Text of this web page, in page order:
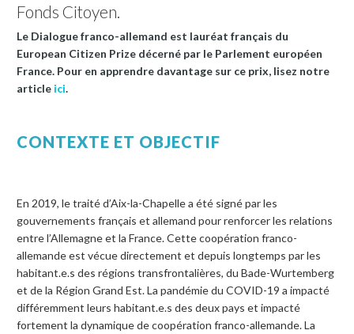
Fonds Citoyen.
Le Dialogue franco-allemand est lauréat français du
European Citizen Prize décerné par le Parlement européen
France. Pour en apprendre davantage sur ce prix, lisez notre
article ici.
CONTEXTE ET OBJECTIF
En 2019, le traité d’Aix-la-Chapelle a été signé par les
gouvernements français et allemand pour renforcer les relations
entre l’Allemagne et la France. Cette coopération franco-
allemande est vécue directement et depuis longtemps par les
habitant.e.s des régions transfrontalières, du Bade-Wurtemberg
et de la Région Grand Est. La pandémie du COVID-19 a impacté
différemment leurs habitant.e.s des deux pays et impacté
fortement la dynamique de coopération franco-allemande. La